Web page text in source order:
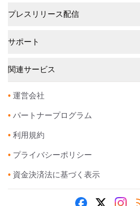
プレスリリース配信
サポート
関連サービス
• 運営会社
• パートナープログラム
• 利用規約
• プライバシーポリシー
• 資金決済法に基づく表示